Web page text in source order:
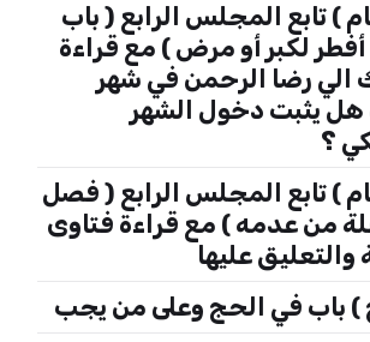
) تابع المجلس الرابع ( باب
لكبر أو مرض ) مع قراءة
الي رضا الرحمن في شهر
يثبت دخول الشهر
؟
) تابع المجلس الرابع ( فصل
من عدمه ) مع قراءة فتاوى
والتعليق عليها
) باب في الحج وعلى من يجب